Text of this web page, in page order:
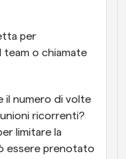
per
team o chiamate
il numero di volte
ricorrenti?
limitare la
essere prenotato